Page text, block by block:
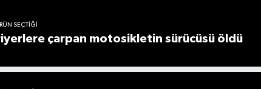
SEÇTIĞI
çarpan motosikletin sürücüsü öldü